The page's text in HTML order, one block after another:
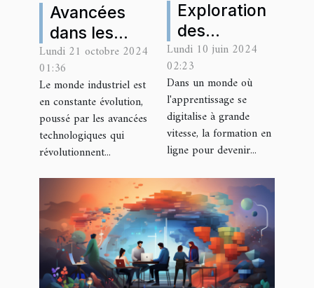
Avancées
dans les
technologies
de
traitement
de surface
et marquage
industriel
Lundi 21 octobre 2024
01:36
Le monde industriel est
en constante évolution,
poussé par les avancées
technologiques qui
révolutionnent...
Exploration
des
avantages
d'une
formation
en ligne
pour
devenir
tatoueur :
flexibilité et
techniques
modernes
Lundi 10 juin 2024
02:23
Dans un monde où
l'apprentissage se
digitalise à grande
vitesse, la formation en
ligne pour devenir...